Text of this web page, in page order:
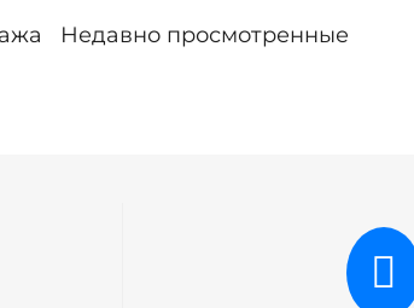
Недавно просмотренные